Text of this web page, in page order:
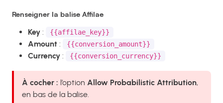
Renseigner la balise Affilae
Key : {{affilae_key}}
Amount : {{conversion_amount}}
Currency : {{conversion_currency}}
À cocher : l’option Allow Probabilistic Attribution,
en bas de la balise.